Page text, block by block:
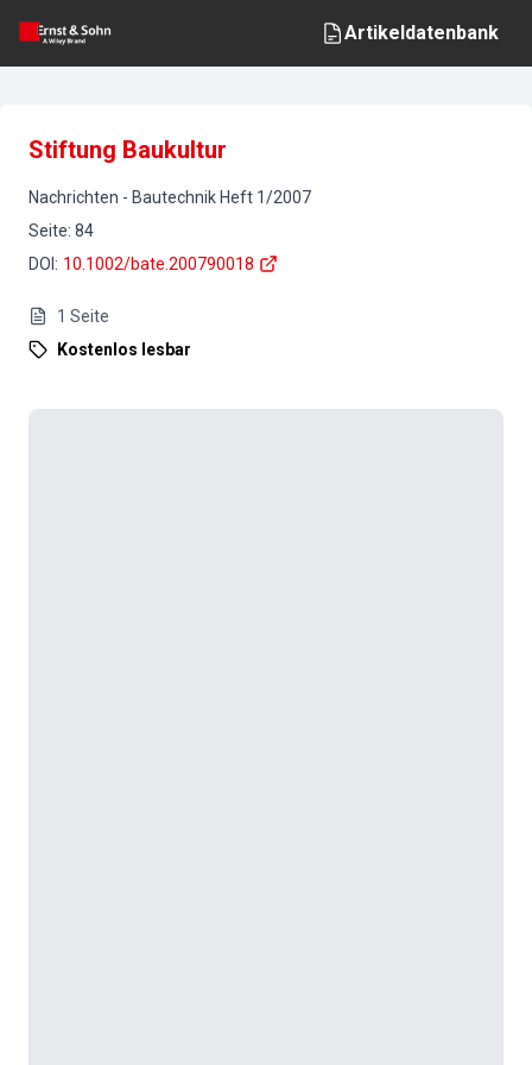
Artikeldatenbank
Stiftung Baukultur
Nachrichten - Bautechnik Heft 1/2007
Seite: 84
DOI : 10.1002/bate.200790018
1 Seite
Kostenlos lesbar